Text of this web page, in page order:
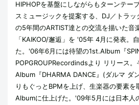
HIPHOPを基盤にしながらもターンテー
スミュージックを提案する、DJ／トラ
の5年間のARTIST達との交流を描いた音
「KAIKOO/邂逅」を '05年 4月に発表。
た。'06年6月には待望の1st.Album『
POPGROUPRecordindsより リリース
Album『DHARMA DANCE』(ダルマ ダ
りもぐっとBPMを上げ、生楽器の要素
Albumに仕上げた。'09年5月には日本人